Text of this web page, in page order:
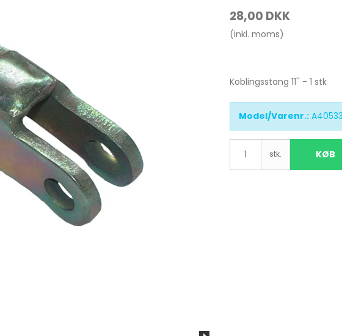
28,00 DKK
(inkl. moms)
Koblingsstang 11'' - 1 stk
Model/Varenr.:
stk. KØB